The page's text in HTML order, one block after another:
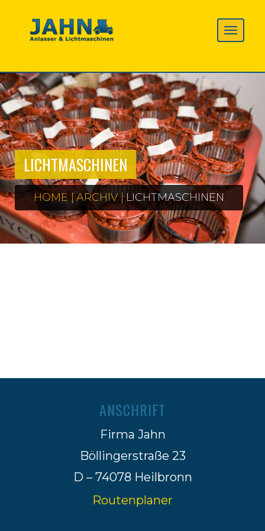
LICHTMASCHINEN
HOME ARCHIV LICHTMASCHINEN
ANSCHRIFT
Firma Jahn
Böllingerstraße 23
D – 74078 Heilbronn
Routenplaner